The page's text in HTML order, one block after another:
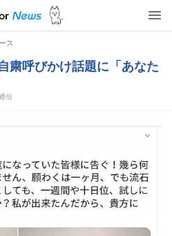
ス
粛呼びかけ話題に「あなた
信